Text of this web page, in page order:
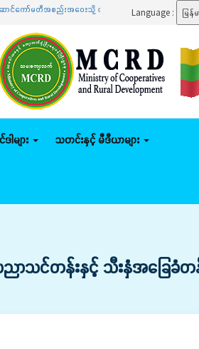
အစည်းအဝေးသို့ တက်ရောက်....... ပြည်ထောင်စုဝန်ကြီး ဦးမ
Language : မြန်မ
များ သတင်းနှင့် မီဒီယာများ
င်တန်းနှင့် သီးနှံအခြေခံတန်